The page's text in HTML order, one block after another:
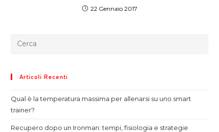
22 Gennaio 2017
Articoli Recenti
Qual è la temperatura massima per allenarsi su uno smart
trainer?
Recupero dopo un Ironman: tempi, fisiologia e strategie